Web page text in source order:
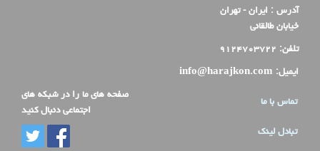
آدرس : ایران - تهران
خیابان طالقانی
تلفن: ۹۱۲۴۷۰۳۷۲۲
ایمیل: info@harajkon.com
تماس با ما
تبادل لینک
صفحه های ما را در شبکه های
اجتماعی دنبال کنید